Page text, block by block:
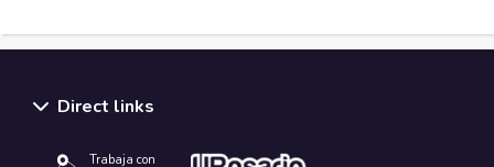
Direct links
Trabaja con